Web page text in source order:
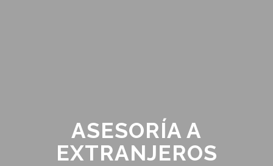
ASESORÍA A
EXTRANJEROS